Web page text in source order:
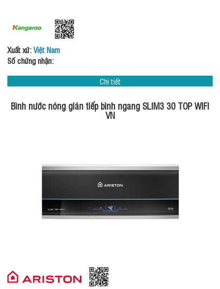
Xuất xứ:Việt Nam
Số chứng nhận:
Chi tiết
Bình nước nóng gián tiếp bình ngang SLIM3 30 TOP WIFI
VN